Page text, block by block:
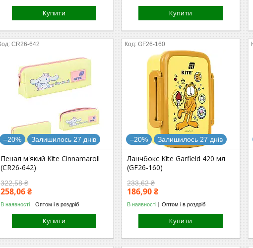
Купити Купити
CR26-642
–20% Залишилось 27 днів
Пенал м'який Kite Cinnamaroll
(CR26-642)
322,58 ₴
258,06 ₴
В наявності Оптом і в роздріб
Купити
GF26-160
–20% Залишилось 27 днів
Ланчбокс Kite Garfield 420 мл
(GF26-160)
233,62 ₴
186,90 ₴
В наявності Оптом і в роздріб
Купити